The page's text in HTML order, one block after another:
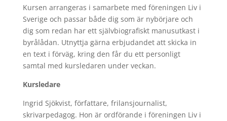
Kursen arrangeras i samarbete med föreningen Liv i
Sverige och passar både dig som är nybörjare och
dig som redan har ett självbiografiskt manusutkast i
byrålådan. Utnyttja gärna erbjudandet att skicka in
en text i förväg, kring den får du ett personligt
samtal med kursledaren under veckan.
Kursledare
Ingrid Sjökvist, författare, frilansjournalist,
skrivarpedagog. Hon är ordförande i föreningen Liv i